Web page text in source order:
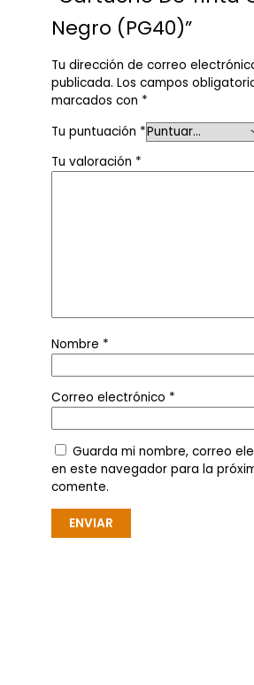
Negro (PG40)”
Tu dirección de correo
publicada. Los campos
marcados con *
Tu puntuación *
Tu valoración *
Nombre *
Correo electrónico *
Guarda mi nombre, correo
en este navegador para la
comente.